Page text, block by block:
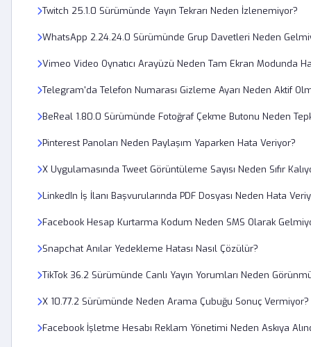
Twitch 25.1.0 Sürümünde Yayın Tekrarı Neden İzlenemiyor?
WhatsApp 2.24.24.0 Sürümünde Grup Davetleri Neden
Vimeo Video Oynatıcı Arayüzü Neden Tam Ekran Modunda
Telegram'da Telefon Numarası Gizleme Ayarı Neden Aktif
BeReal 1.80.0 Sürümünde Fotoğraf Çekme Butonu Neden
Pinterest Panoları Neden Paylaşım Yaparken Hata Veriyor?
X Uygulamasında Tweet Görüntüleme Sayısı Neden Sıfır
LinkedIn İş İlanı Başvurularında PDF Dosyası Neden Hata
Facebook Hesap Kurtarma Kodum Neden SMS Olarak
Snapchat Anılar Yedekleme Hatası Nasıl Çözülür?
TikTok 36.2 Sürümünde Canlı Yayın Yorumları Neden
X 10.77.2 Sürümünde Neden Arama Çubuğu Sonuç Vermiyor?
Facebook İşletme Hesabı Reklam Yönetimi Neden Askıya